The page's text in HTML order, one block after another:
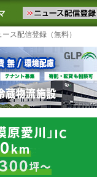
します。物流ニ
加 よく見るテーマ
ース配信登録（無料）